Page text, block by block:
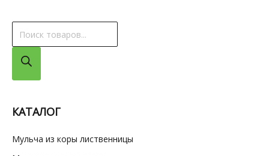
о
с
т
КАТАЛОГ
Мульча из коры лиственницы